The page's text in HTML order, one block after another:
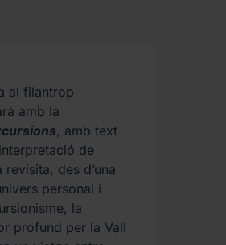
al filantrop
amb la
, amb text
de
des d’una
personal i
la
profund per la Vall